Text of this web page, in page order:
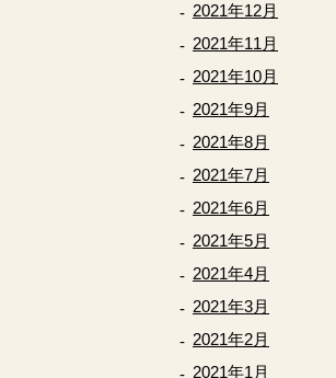
2021年12月
2021年11月
2021年10月
2021年9月
2021年8月
2021年7月
2021年6月
2021年5月
2021年4月
2021年3月
2021年2月
2021年1月